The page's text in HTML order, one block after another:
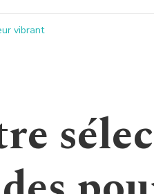
vibrant